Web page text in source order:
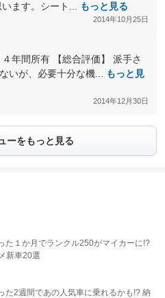
ます。シート...
もっと見る
2014年10月25日
年間所有 【総合評価】 派手さ
いが、必要十分な機...
もっと見
2014年12月30日
ーをもっと見る
た１か月でランクル250がマイカーに!?
新車20選
た2週間であの人気車に乗れるかも!? 納